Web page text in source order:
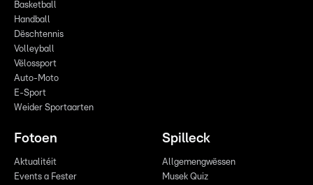
Basketball
Handball
Dëschtennis
Volleyball
Vëlossport
Auto-Moto
E-Sport
Weider Sportaarten
Fotoen
Aktualitéit
Events a Fester
Spilleck
Allgemengwëssen
Musek Quiz